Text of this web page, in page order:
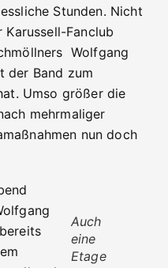
Stunden. Nicht
Karussell-Fanclub
Wolfgang
der Band zum
Umso größer die
mehrmaliger
nun doch
Auch
eine
Etage